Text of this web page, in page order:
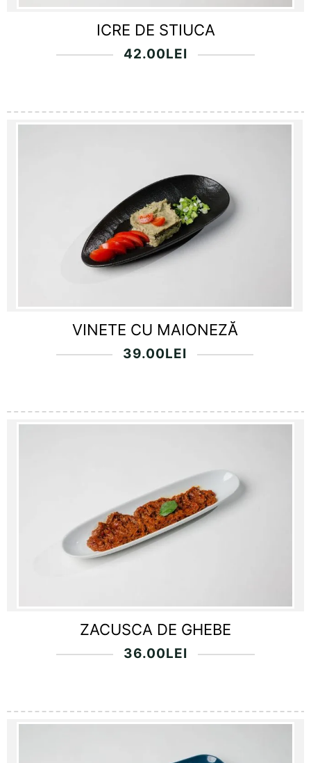
ICRE DE STIUCA
42.00LEI
VINETE CU MAIONEZĂ
39.00LEI
ZACUSCA DE GHEBE
36.00LEI